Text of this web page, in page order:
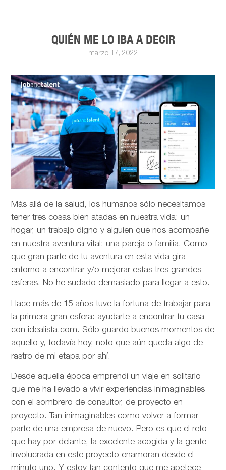
QUIÉN ME LO IBA A DECIR
marzo 17, 2022
Más allá de la salud, los humanos sólo necesitamos
tener tres cosas bien atadas en nuestra vida: un
hogar, un trabajo digno y alguien que nos acompañe
en nuestra aventura vital: una pareja o familia. Como
que gran parte de tu aventura en esta vida gira
entorno a encontrar y/o mejorar estas tres grandes
esferas. No he sudado demasiado para llegar a esto.
Hace más de 15 años tuve la fortuna de trabajar para
la primera gran esfera: ayudarte a encontrar tu casa
con idealista.com. Sólo guardo buenos momentos de
aquello y, todavía hoy, noto que aún queda algo de
rastro de mi etapa por ahí.
Desde aquella época emprendí un viaje en solitario
que me ha llevado a vivir experiencias inimaginables
con el sombrero de consultor, de proyecto en
proyecto. Tan inimaginables como volver a formar
parte de una empresa de nuevo. Pero es que el reto
que hay por delante, la excelente acogida y la gente
involucrada en este proyecto enamoran desde el